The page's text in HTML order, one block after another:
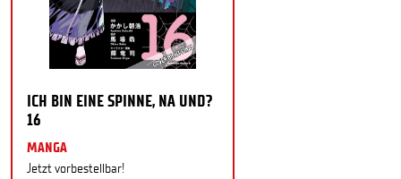
ICH BIN EINE SPINNE, NA UND?
16
MANGA
Jetzt vorbestellbar!